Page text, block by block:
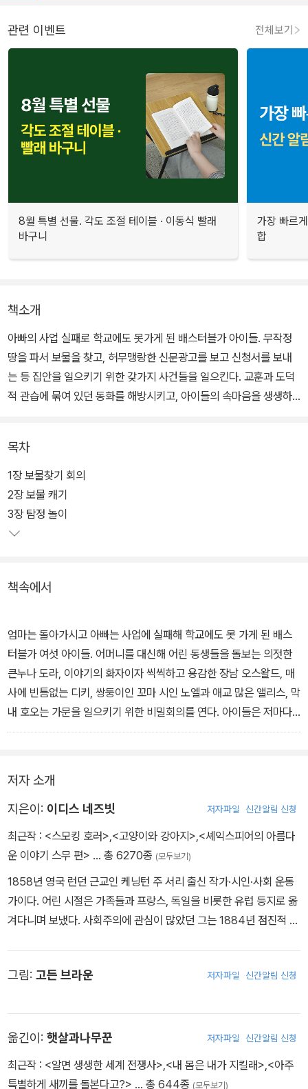
관련 이벤트 전체보기
8월 특별 선물. 각도 조절 테이블 · 이동식 빨래
바구니
가장 빠르
합
책소개
아빠의 사업 실패로 학교에도 못가게 된 배스터블가 아이들. 무작정
땅을 파서 보물을 찾고, 허무맹랑한 신문광고를 보고 신청서를 보내
는 등 집안을 일으키기 위한 갖가지 사건들을 일으킨다. 교훈과 도덕
적 관습에 묶여 있던 동화를 해방시키고, 아이들의 속마음을 생생하
목차
1장 보물찾기 회의
2장 보물 캐기
3장 탐정 놀이
책속에서
엄마는 돌아가시고 아빠는 사업에 실패해 학교에도 못 가게 된 배스
터블가 여섯 아이들. 어머니를 대신해 어린 동생들을 돌보는 의젓한
큰누나 도라, 이야기의 화자이자 씩씩하고 용감한 장남 오스왈드, 매
사에 빈틈없는 디키, 쌍둥이인 꼬마 시인 노엘과 애교 많은 앨리스, 막
내 호오는 가문을 일으키기 위한 비밀회의를 연다. 아이들은 저마다
돈을 벌 수 있는 아이디어를 내놓고, 하나씩 실행에 옮긴다. 보물을 찾
배스터블가 아이들. 그밖에도 감기약을 만들어 팔면 떼돈을 벌 수 있
다는 생각에 얼토당토않은 방법으로 감기약을 만들고, 아빠를 찾아온
손님을 강도로 오인하는 등 집안을 일으키기 위한 갖가지 사건들이
끊임없이 펼쳐진다. 마지막으로 인도에서 부를 쌓고 돌아온 삼촌이
배스터블가를 찾아오는데, 아이들의 진짜 보물은 과연 무엇일까?
저자 소개
지은이: 이디스 네즈빗 저자파일 신간알림 신청
최근작 : <스모킹 호러> <고양이와 강아지> <셰익스피어의 아름다
운 이야기 스무 편> … 총 6270종 (모두보기)
1858년 영국 런던 근교인 케닝턴 주 서리 출신 작가·시인·사회 운동
가이다. 어린 시절은 가족들과 프랑스, 독일을 비롯한 유럽 등지로 옮
겨다니며 보냈다. 사회주의에 관심이 많았던 그는 1884년 점진적 사
으며 이들의 사상과 운동은 훗날 영국 노동당의 초석이 되었다. 은행
나 남편의 외도로 결혼 생활은 순탄치 못했다. 남편의 혼외자 두 명을
호적에 올려 자신이 낳은 세 자녀와 함께 키웠는데 이 아이들에게 18
중 양아들 존에게 헌정된 『다섯 아이와 모래요정Five Children and
그림: 고든 브라운 저자파일 신간알림 신청
옮긴이: 햇살과나무꾼 저자파일 신간알림 신청
최근작 : <알면 생생한 세계 전쟁사> <내 몸은 내가 지킬래> <아주
특별하게 새끼를 돌본다고?> … 총 644종 (모두보기)